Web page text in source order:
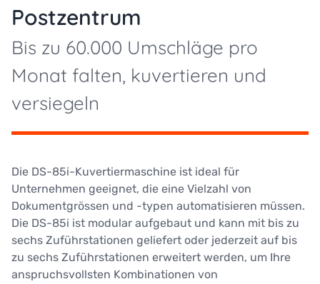
Postzentrum
Bis zu 60.000 Umschläge pro
Monat falten, kuvertieren und
versiegeln
Die DS-85i-Kuvertiermaschine ist ideal für
Unternehmen geeignet, die eine Vielzahl von
Dokumentgrössen und -typen automatisieren müssen.
Die DS-85i ist modular aufgebaut und kann mit bis zu
sechs Zuführstationen geliefert oder jederzeit auf bis
zu sechs Zuführstationen erweitert werden, um Ihre
anspruchsvollsten Kombinationen von